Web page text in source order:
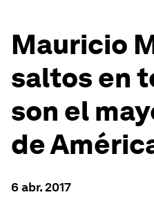
Mauricio
saltos en
son el
de
6 abr. 2017